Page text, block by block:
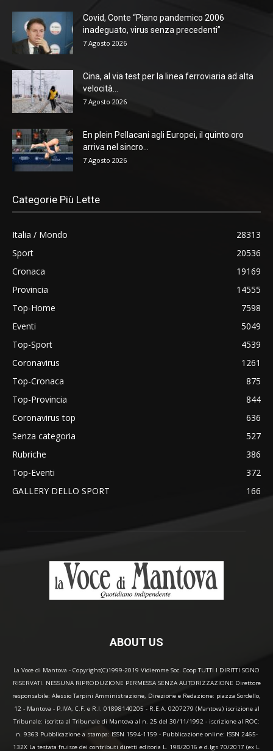
Covid, Conte “Piano pandemico 2006
inadeguato, virus senza precedenti”
7 Agosto 2026
Cina, al via test per la linea ferroviaria ad alta
velocità...
7 Agosto 2026
En plein Pellacani agli Europei, il quinto oro
arriva nel sincro...
7 Agosto 2026
Categorie Più Lette
Italia / Mondo
28313
Sport
20536
Cronaca
19169
Provincia
14555
Top-Home
7598
Eventi
5049
Top-Sport
4539
Coronavirus
1261
Top-Cronaca
875
Top-Provincia
844
Coronavirus top
636
Senza categoria
527
Rubriche
386
Top-Eventi
372
GALLERY DELLO SPORT
166
ABOUT US
La Voce di Mantova - Copyright(C)1999-2019 Vidiemme Soc. Coop TUTTI I DIRITTI SONO
RISERVATI. NESSUNA RIPRODUZIONE PERMESSA SENZA AUTORIZZAZIONE Direttore
responsabile: Alessio Tarpini Amministrazione, Direzione e Redazione: piazza Sordello,
12 - Mantova - P.IVA, C.F. e R.I. 01898140205 - R.E.A. 0207279 (Mantova) iscrizione al
Tribunale: iscritta al Tribunale di Mantova al n. 25 del 30/11/1992 - iscrizione al ROC:
n. 9363 Pubblicazione a stampa: ISSN 1594-1159 - Pubblicazione online: ISSN 2465-
132X La testata fruisce dei contributi diretti editoria L. 198/2016 e d.lgs 70/2017 (ex L.